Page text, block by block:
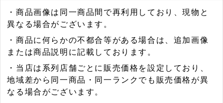
・商品画像は同一商品間で再利用しており、現物と
異なる場合がございます。
・商品に何らかの不都合等がある場合は、追加画像
または商品説明に記載しております。
・当店は系列店舗ごとに販売価格を設定しており、
地域差から同一商品・同一ランクでも販売価格が異
なる場合がございます。